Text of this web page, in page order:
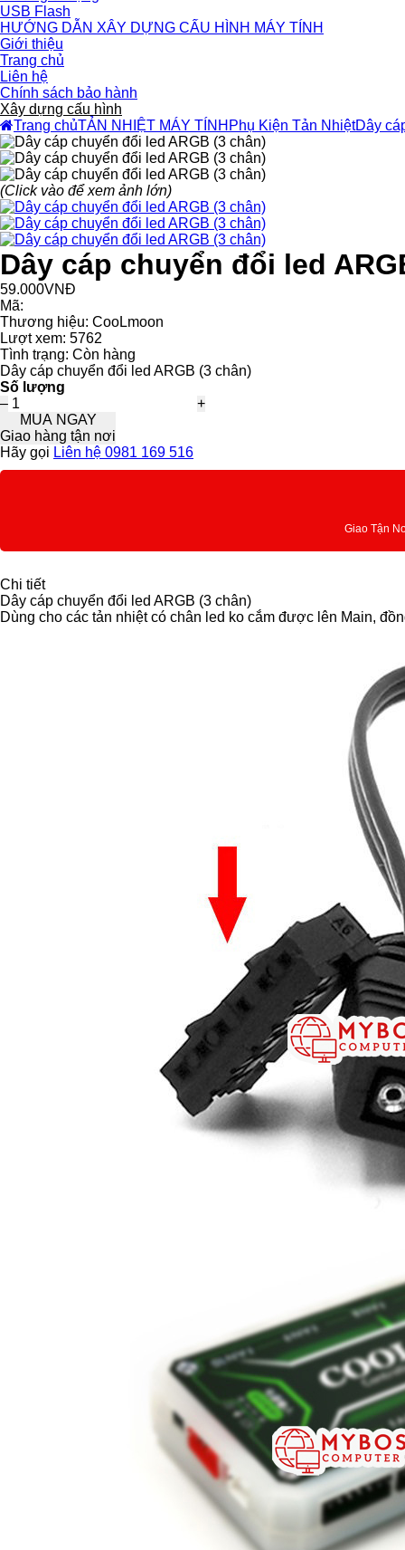
USB Flash
HƯỚNG DẪN XÂY DỰNG CẤU HÌNH MÁY TÍNH
Giới thiệu
Trang chủ
Liên hệ
Chính sách bảo hành
Xây dựng cấu hình
Trang chủTẢN NHIỆT MÁY TÍNH Phụ Kiện Tản NhiệtDây
(Click vào để xem ảnh lớn)
Dây cáp chuyển đổi led
59.000VNĐ
Mã:
Thương hiệu: CooLmoon
Lượt xem: 5762
Tình trạng: Còn hàng
Dây cáp chuyển đổi led ARGB (3 chân)
Số lượng
–
+
MUA NGAY
Giao hàng tận nơi
Hãy gọi Liên hệ 0981 169 516
Giao Tận
Chi tiết
Dây cáp chuyển đổi led ARGB (3 chân)
Dùng cho các tản nhiệt có chân led ko cắm được lên Main,